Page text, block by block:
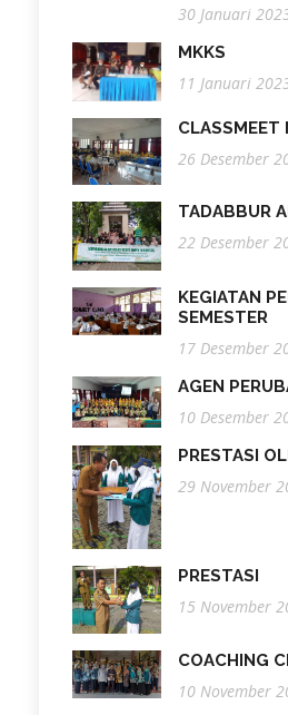
30 Januari
MKKS
11 Januari
CLASSMEET
26 Desember
TADABBUR
22 Desember
KEGIATAN
SEMESTER
17 Desember
AGEN
10 Desember
PRESTASI
29 November
PRESTASI
15 November
COACHING
10 November